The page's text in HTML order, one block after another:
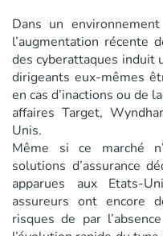
Dans un
l’augmentation récente
des cyberattaques induit
dirigeants eux-mêmes
en cas d’inactions ou de
affaires Target,
Unis.
Même si ce marché
solutions d’assurance
apparues aux Etats-
assureurs ont encore
risques de par